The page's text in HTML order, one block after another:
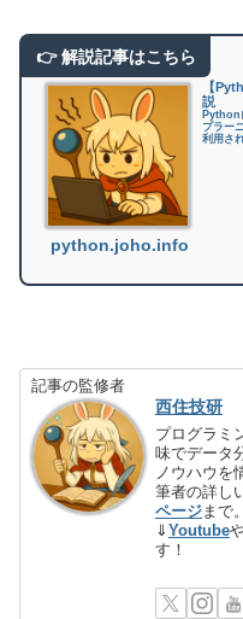
【
説
Python
プラー
利用さ
python.joho.info
記事の監修者
西住技研
プログラミ
味でデータ
ノウハウを
筆者の詳し
ページまで。
⇓Youtube
す！